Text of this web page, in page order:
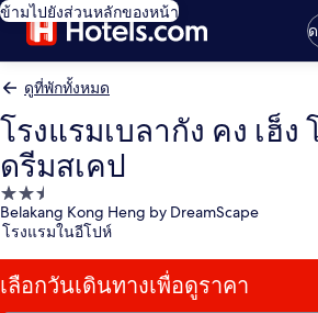
ข้ามไปยังส่วนหลักของหน้า
ดูที่พักทั้งหมด
โรงแรมเบลากัง คง เฮ็ง
ดรีมสเคป
ที่พัก
2.5
Belakang Kong Heng by DreamScape
โรงแรมในอีโปห์
เลือกวันเดินทางเพื่อดูราคา